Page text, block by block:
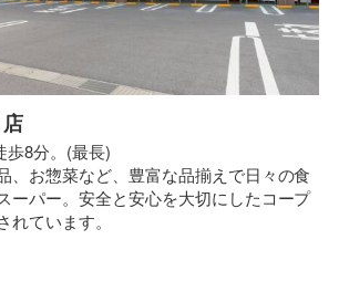
歩8分。(最長)
、お惣菜など、豊富な品揃えで日々の食
ーパー。安全と安心を大切にしたコープ
ています。